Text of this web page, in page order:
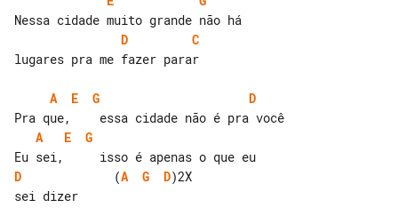
D
C
lugares pra me fazer parar
A E G
D
A
E
G
D
             (
A G D)2X
sei dizer